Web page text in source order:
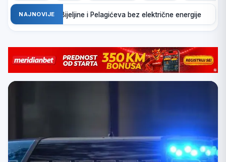
NAJNOVIJE
Dijelovi Bijeljine i Pelagićeva bez električne energije